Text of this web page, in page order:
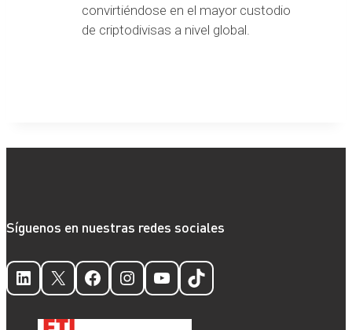
convirtiéndose en el mayor custodio
de criptodivisas a nivel global.
Síguenos en nuestras redes sociales
LinkedIn
X Facebook
Instagram
YouTube
TikTok